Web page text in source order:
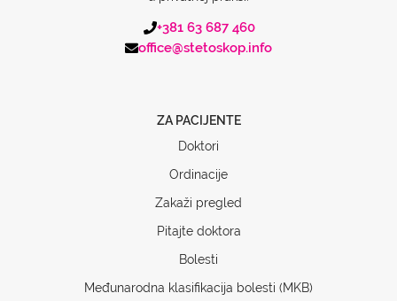
+381 63 687 460
office@stetoskop.info
ZA PACIJENTE
Doktori
Ordinacije
Zakaži pregled
Pitajte doktora
Bolesti
Međunarodna klasifikacija bolesti (MKB)